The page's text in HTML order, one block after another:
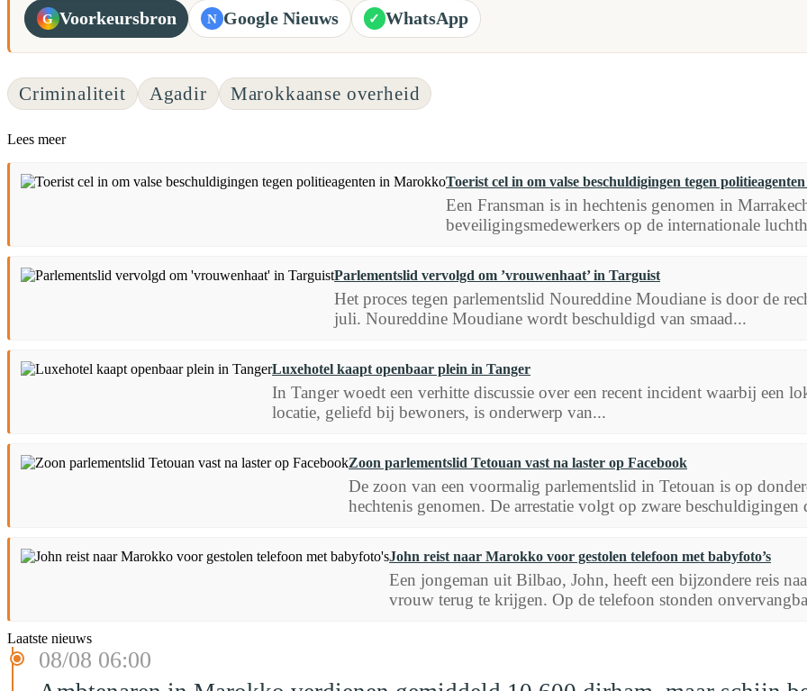
G Voorkeursbron N Google Nieuws ✓ WhatsApp
Criminaliteit Agadir Marokkaanse overheid
Lees meer
Toerist cel in om valse beschuldigingen tegen
Een Fransman is in hechtenis genomen in
beveiligingsmedewerkers op de internationale
Parlementslid vervolgd om ’vrouwenhaat’ in Targuist
Het proces tegen parlementslid Noureddine Moudiane is door de
juli. Noureddine Moudiane wordt beschuldigd van smaad...
Luxehotel kaapt openbaar plein in Tanger
In Tanger woedt een verhitte discussie over een recent incident waarbij een
locatie, geliefd bij bewoners, is onderwerp van...
Zoon parlementslid Tetouan vast na laster op Facebook
De zoon van een voormalig parlementslid in Tetouan is op
hechtenis genomen. De arrestatie volgt op zware beschuldigingen
John reist naar Marokko voor gestolen telefoon met babyfoto’s
Een jongeman uit Bilbao, John, heeft een bijzondere reis
vrouw terug te krijgen. Op de telefoon stonden
Laatste nieuws
08/08 06:00